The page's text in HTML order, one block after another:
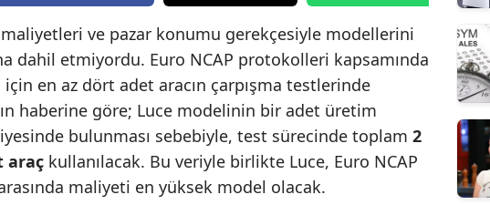
Eskişehir
Gaziantep
Giresun
Gümüşhane
Hakkari
ve pazar konumu gerekçesiyle modellerini
dahil etmiyordu. Euro NCAP protokolleri kapsamında
en az dört adet aracın çarpışma testlerinde
haberine göre; Luce modelinin bir adet üretim
bulunması sebebiyle, test sürecinde toplam 2
araç kullanılacak. Bu veriyle birlikte Luce, Euro NCAP
maliyeti en yüksek model olacak.